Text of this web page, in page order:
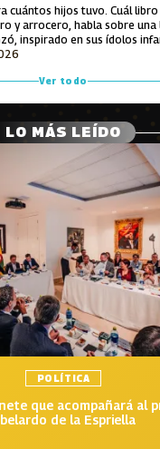
cuántos hijos tuvo. Cuál
y arrocero, habla sobre una
inspirado en sus ídolos
que le ofrecieron por hacerle
Jorge Oñate.
Ver todo
LO MÁS LEÍDO
POLÍTICA
que acompañará al
de la Espriella